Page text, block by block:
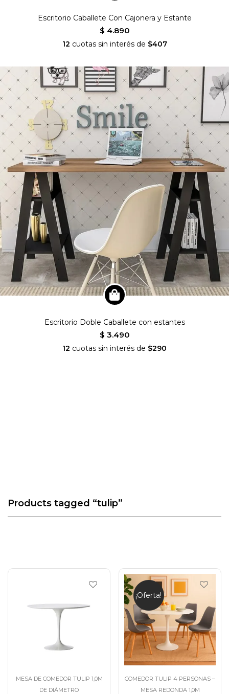
Escritorio Caballete Con Cajonera y Estante
$ 4.890
12 cuotas sin interés de $407
Escritorio Doble Caballete con estantes
$ 3.490
12 cuotas sin interés de $290
Products tagged “tulip”
MESA DE COMEDOR TULIP 1,0M
DE DIÁMETRO
¡Oferta!
COMEDOR TULIP 4 PERSONAS –
MESA REDONDA 1,0M